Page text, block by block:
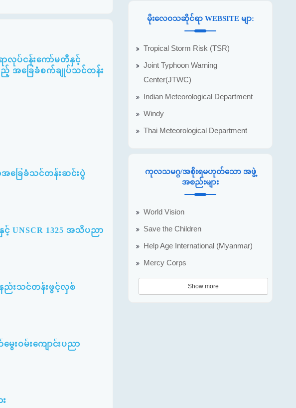
ာလုပ်ငန်းကော်မတီနှင့်
ည့် အခြေခံစက်ချုပ်သင်တန်း
အခြေခံသင်တန်းဆင်းပွဲ
င့် UNSCR 1325 အသိပညာ
နည်းသင်တန်းဖွင့်လှစ်
ေးဝမ်းကျောင်းပညာ
မိုးလေဝသဆိုင်ရာ WEBSITE မျာ:
Tropical Storm Risk (TSR)
Joint Typhoon Warning
Center(JTWC)
Indian Meteorological Department
Windy
Thai Meteorological Department
ကုလသမဂ္ဂ/အစိုးရမဟုတ်သော အဖွဲ့
အစည်းများ
World Vision
Save the Children
Help Age International (Myanmar)
Mercy Corps
Show more